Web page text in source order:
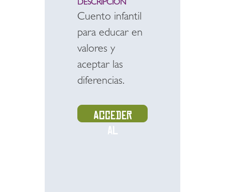
DESCRIPCIÓN
Cuento infantil
para educar en
valores y
aceptar las
diferencias.
Acceder
al